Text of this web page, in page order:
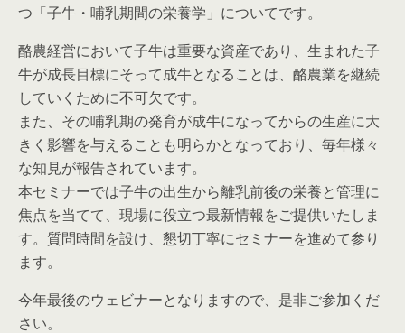
つ「子牛・哺乳期間の栄養学」についてです。
酪農経営において子牛は重要な資産であり、生まれた子
牛が成長目標にそって成牛となることは、酪農業を継続
していくために不可欠です。
また、その哺乳期の発育が成牛になってからの生産に大
きく影響を与えることも明らかとなっており、毎年様々
な知見が報告されています。
本セミナーでは子牛の出生から離乳前後の栄養と管理に
焦点を当てて、現場に役立つ最新情報をご提供いたしま
す。質問時間を設け、懇切丁寧にセミナーを進めて参り
ます。
今年最後のウェビナーとなりますので、是非ご参加くだ
さい。